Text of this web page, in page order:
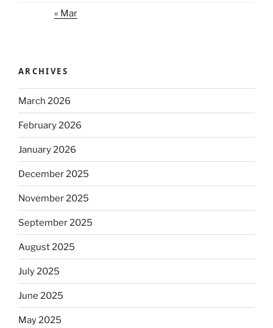
« Mar
ARCHIVES
March 2026
February 2026
January 2026
December 2025
November 2025
September 2025
August 2025
July 2025
June 2025
May 2025